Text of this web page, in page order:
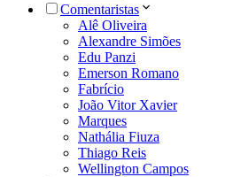
Comentaristas
Alê Oliveira
Alexandre Simões
Edu Panzi
Emerson Romano
Fabrício
João Vitor Xavier
Marques
Nathália Fiuza
Thiago Reis
Wellington Campos